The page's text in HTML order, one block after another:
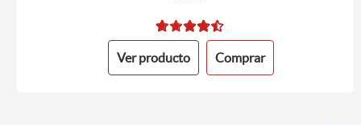
Ver producto Comprar